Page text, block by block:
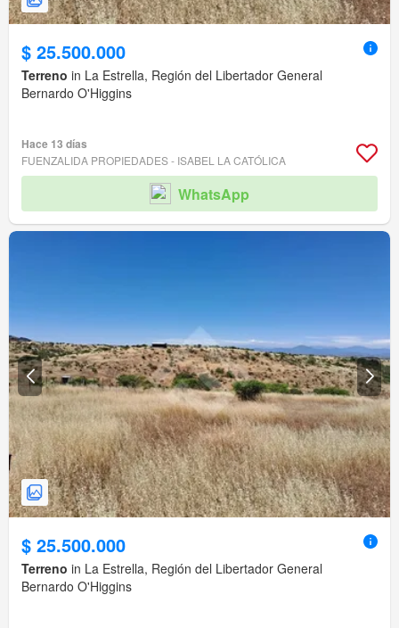
$ 25.500.000
Terreno in La Estrella, Región del Libertador General
Bernardo O'Higgins
Hace 13 días
FUENZALIDA PROPIEDADES - ISABEL LA CATÓLICA
WhatsApp
$ 25.500.000
Terreno in La Estrella, Región del Libertador General
Bernardo O'Higgins